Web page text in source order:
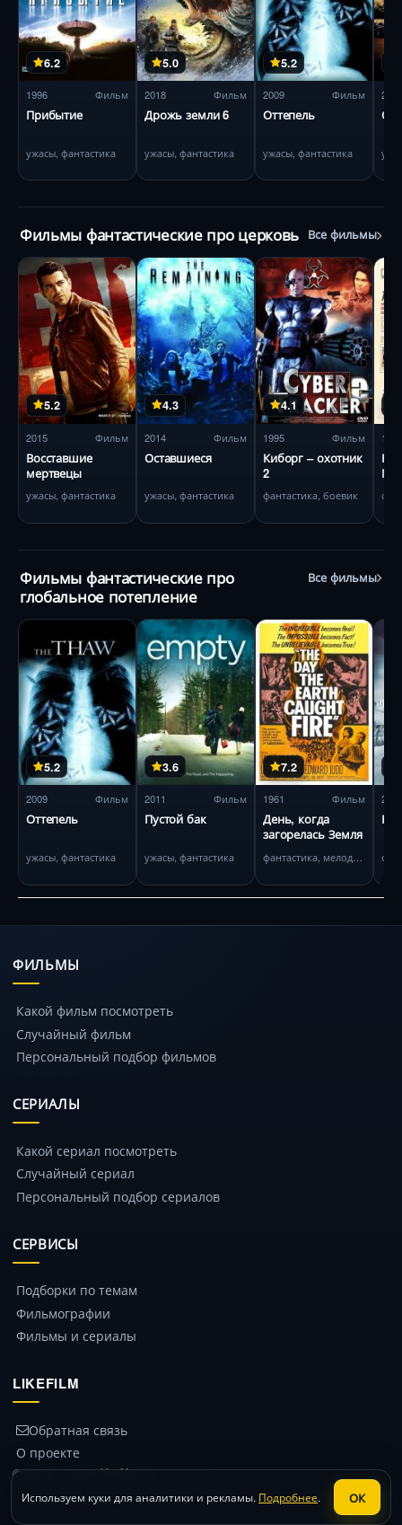
6.2
1996 Фильм
Прибытие
ужасы, фантастика
5.0
2018 Фильм
Дрожь земли 6
ужасы, фантастика
5.2
2009 Фильм
Оттепель
ужасы, фантастика
2014
Фильмы фантастические про церковь Все фильмы
5.2
2015 Фильм
Восставшие
мертвецы
ужасы, фантастика
4.3
2014 Фильм
Оставшиеся
ужасы, фантастика
4.1
1995 Фильм
Киборг – охотник
2
фантастика, боевик
1952
Фильмы фантастические про
глобальное потепление
Все фильмы
5.2
2009 Фильм
Оттепель
ужасы, фантастика
3.6
2011 Фильм
Пустой бак
ужасы, фантастика
7.2
1961 Фильм
День, когда
загорелась Земля
2013
ФИЛЬМЫ
Какой фильм посмотреть
Случайный фильм
Персональный подбор фильмов
СЕРИАЛЫ
Какой сериал посмотреть
Случайный сериал
Персональный подбор сериалов
СЕРВИСЫ
Подборки по темам
Фильмографии
Фильмы и сериалы
LIKEFILM
Обратная связь
О проекте
© 2014 – 2026 likefilm.ru
Политика конфиденциальности
Используем куки для аналитики и рекламы. Подробнее. ОК